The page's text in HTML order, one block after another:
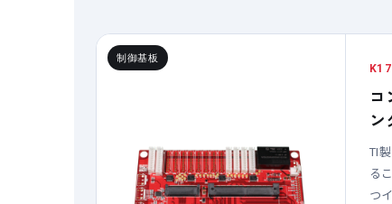
制御基板
TI
る
つ